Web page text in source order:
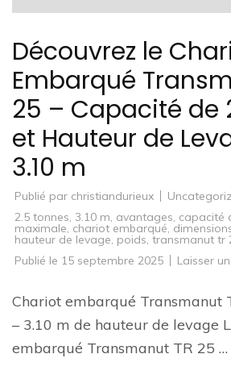
Découvrez le
Embarqué
25 – Capacité de
et Hauteur de
3.10 m
Publié par christiandurieux
2.5 tonnes, 3.10 m, avantages, capacité
maximale, chariot embarqué,
hauteur de levage, poids, transmanut tr
Publié le 15 septembre 2025 Laisser
Chariot embarqué Transmanut
– 3.10 m de hauteur de levage
embarqué Transmanut TR 25 …